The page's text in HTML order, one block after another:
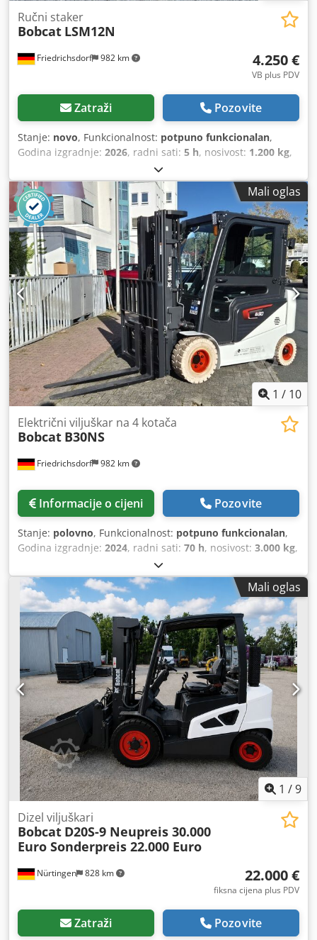
Friedrichsdorf 982 km
Ručni staker
Bobcat LSM12N
4.250 €
VB plus PDV
Zatraži Pozovite
Stanje: novo, Funkcionalnost: potpuno funkcionalan,
Godina izgradnje: 2026, radni sati: 5 h, nosivost: 1.200 kg,
, vrsta goriva:
jarbola:dupleks, građevinska visina:2.150 mm, duljina
vilica:1.150 mm , prazna masa:585 kg
, ukupna dužina:
1.710 mm
, vrsta pogona: Elektro, širina gradnje:800 mm,
Mali oglas
1 / 10
Friedrichsdorf 982 km
Električni viljuškar na 4 kotača
Bobcat B30NS
Informacije o cijeni Pozovite
Stanje: polovno, Funkcionalnost: potpuno funkcionalan,
Godina izgradnje: 2024, radni sati: 70 h, nosivost: 3.000 kg,
, slobodno podizanje:
mm, vrsta goriva:električni, vrsta jarbola:triplex,
građevinska visina:2.145 mm 16 kW (21,75 KS),
širina nosača vilica:1.116 mm, duljina vilica:1.200 mm,
prazna masa:
4.850 kg, ukupna dužina:2.520 mm
, vrsta
pogona:
Elektro , širina gradnje:1.244 mm,
Mali oglas
1 /9
Nürtingen 828 km
Dizel viljuškari
Bobcat D20S-9 Neupreis 30.000
Euro Sonderpreis 22.000 Euro
22.000 €
fiksna cijena plus PDV
Zatraži Pozovite